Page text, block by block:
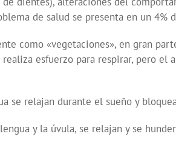
de salud se presenta en un 4%
como «vegetaciones», en gran
esfuerzo para respirar, pero
se relajan durante el sueño y
y la úvula, se relajan y se